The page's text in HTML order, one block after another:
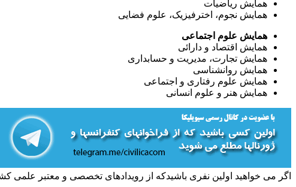
همایش ریاضیات
همایش نجوم، اخترفیزیک، علوم فضایی
همایش علوم اجتماعی
همایش اقتصاد و دارائی
همایش تجارت، مدیریت و حسابداری
همایش روانشناسی
همایش علوم رفتاری و اجتماعی
همایش هنر و علوم انسانی
اگر می خواهید اولین نفری باشیدکه از رویدادهای تخصصی و معتبر علمی